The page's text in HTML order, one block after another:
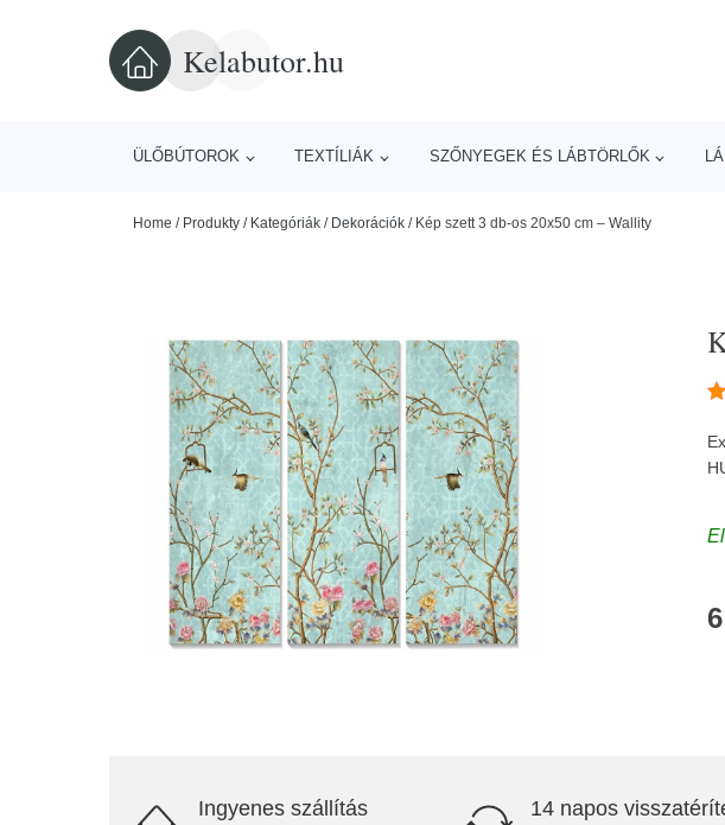
Kelabutor.hu
ÜLŐBÚTOROK TEXTÍLIÁK SZŐNYEGEK ÉS LÁBTÖRLŐK
Home / Produkty / Kategóriák / Dekorációk / Kép szett 3 db-os 20x50 cm – Wallity
Ingyenes szállítás 14 napos